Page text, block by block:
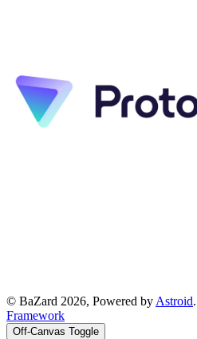
© BaZard 2026, Powered by Astroid
Framework
Off-Canvas Toggle